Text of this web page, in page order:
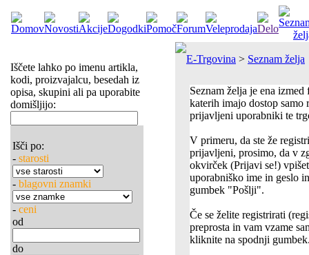
Iščete lahko po imenu artikla,
kodi, proizvajalcu, besedah iz
opisa, skupini ali pa uporabite
domišljijo:
Išči po:
- starosti
- blagovni znamki
- ceni
od
do
E-Trgovina > Seznam želja
Seznam želja je ena
katerih imajo dostop samo
prijavljeni uporabniki te
V primeru, da ste že
prijavljeni, prosimo, da v
okvirček (Prijavi se!)
uporabniško ime in geslo
gumbek "Pošlji".
Če se želite registrirati
preprosta in vam vzame
kliknite na spodnji